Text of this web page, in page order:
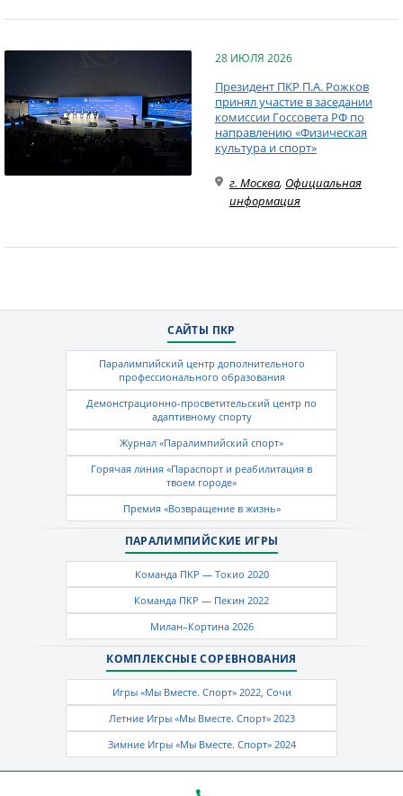
28 ИЮЛЯ 2026
Президент ПКР П.А. Рожков
принял участие в заседании
комиссии Госсовета РФ по
направлению «Физическая
культура и спорт»
г. Москва, Официальная
информация
САЙТЫ ПКР
Паралимпийский центр дополнительного
профессионального образования
Демонстрационно-просветительский центр по
адаптивному спорту
Журнал «Паралимпийский спорт»
Горячая линия «Параспорт и реабилитация в
твоем городе»
Премия «Возвращение в жизнь»
ПАРАЛИМПИЙСКИЕ ИГРЫ
Команда ПКР — Токио 2020
Команда ПКР — Пекин 2022
Милан–Кортина 2026
КОМПЛЕКСНЫЕ СОРЕВНОВАНИЯ
Игры «Мы Вместе. Спорт» 2022, Сочи
Летние Игры «Мы Вместе. Спорт» 2023
Зимние Игры «Мы Вместе. Спорт» 2024